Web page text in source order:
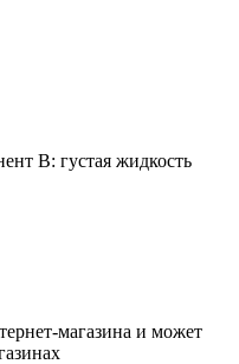
В: густая жидкость
магазина и может